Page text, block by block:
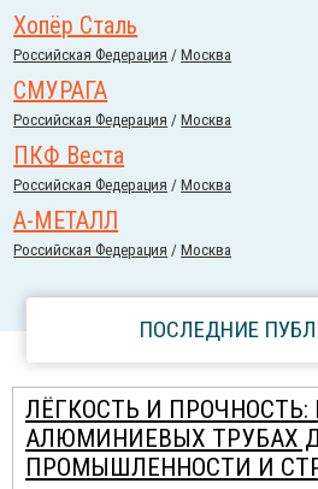
Хопёр Сталь
Российcкая Федерация /Москва
СМУРАГА
Российcкая Федерация /Москва
ПКФ Веста
Российcкая Федерация /Москва
А-МЕТАЛЛ
Российcкая Федерация /Москва
ПОСЛЕДНИЕ
ЛЁГКОСТЬ И ПРОЧНОСТЬ:
АЛЮМИНИЕВЫХ ТРУБАХ
ПРОМЫШЛЕННОСТИ И